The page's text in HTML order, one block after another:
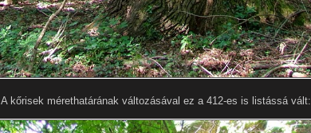
A kőrisek mérethatárának változásával ez a 412-es is listássá vált: